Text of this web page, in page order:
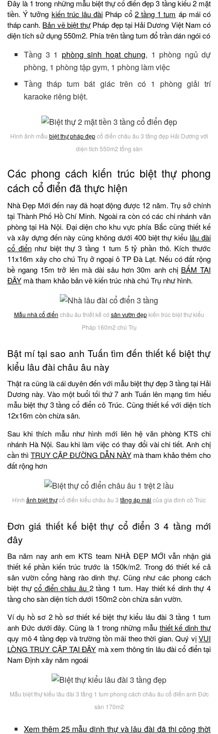
Đây là 1 trong những mẫu biệt thự cổ điển đẹp 3 tầng kiểu 2 mặt
tiền. Ý tưởng kiến trúc lâu đài Pháp cổ 2 tầng 1 tum áp mái có
tháp canh. Bản vẽ biệt thự Pháp đẹp tại Hải Dương Việt Nam có
diện tích sử dụng 550m2. Phía trên tầng tum đổ trần dán ngói có
Tầng 3 1 phòng sinh hoạt chung, 1 phòng ngủ dự
phòng, 1 phòng tập gym, 1 phòng làm việc
Tầng tháp tum bát giác trên có 1 phòng giải trí
karaoke riêng biệt.
Hình ảnh mẫu biệt thự pháp đẹpcổ điển châu âu 3 tầng đẹp Hải Dương với
diện tích 550m2 tổng sàn
Các phong cách kiến trúc biệt thự phong
cách cổ điển đã thực hiện
Nhà Đẹp Mới đến nay đã hoạt động được 12 năm. Trụ sở chính
tại Thành Phố Hồ Chí Minh. Ngoài ra còn có các chi nhánh văn
phòng tại Hà Nội. Đại diện cho khu vực phía Bắc cũng thiết kế
và xây dựng đến này cũng không dưới 400 biệt thự kiểu lâu đài
cổ điểnnhư biệt thự 3 tầng 1 tum 5 tỷ phần thô. Kích thước
11x16m xây cho chú Trụ ở ngoại ô TP Đà Lạt. Nếu có đất rộng
bề ngang 15m trở lên mà dài sâu hơn 30m anh chị BẤM TẠI
ĐÂY mà tham khảo bản vẽ kiến trúc nhà chú Trụ như hình.
Mẫu nhà cổ điển châu âu thiết kế có sân vườn đẹpkiến trúc biệt thự kiểu
Pháp 160m2 chú Trụ
Bật mí tại sao anh Tuấn tìm đến thiết kế biệt thự
kiểu lâu đài châu âu này
Thật ra cũng là cái duyên đến với mẫu biệt thự đẹp 3 tầng tại Hải
Dương này. Vào một buổi tối thứ 7 anh Tuấn lên mạng tìm hiểu
mẫu biệt thự 3 tầng cổ điển cô Trúc. Cũng thiết kế với diện tích
12x16m còn chừa sân.
Sau khi thích mẫu như hình mới liên hệ văn phòng KTS chi
nhánh Hà Nội. Sau khi làm việc có thay đổi vài chi tiết. Anh chị
cần thì TRUY CẬP ĐƯỜNG DẪN NÀY mà tham khảo thêm cho
đất rộng hơn
Hình ảnh biệt thựcổ điển kiểu châu âu 3 tầng áp mái của gia đình cô Trúc
Đơn giá thiết kế biệt thự cổ điển 3 4 tầng mới
đây
Ba năm nay anh em KTS team NHÀ ĐẸP MỚI vẫn nhận giá
thiết kế phần kiến trúc trước là 150k/m2. Trong đó thiết kế cả
sân vườn cổng hàng rào dinh thự. Cũng như các phong cách
biệt thựcổ điển châu âu 2 tầng 1 tum. Hay thiết kế dinh thự 4
tầng cho sàn diện tích dưới 150m2 còn chừa sân vườn.
Ví dụ hồ sơ 2 hồ sơ thiết kế biệt thự kiểu lâu đài 3 tầng 1 tum
anh Đức dưới đây. Cũng là 1 trong những mẫu thiết kế dinh thự
quy mô 4 tầng đẹp và trường tồn mãi theo thời gian. Quý vịVUI
LÒNG TRUY CẬP TẠI ĐÂY mà xem thông tin lâu đài cổ điển tại
Nam Định xây năm ngoái
Mẫu biệt thự kiểu lâu đài 3 tầng 1 tum phong cách châu âu cổ điển anh Đức
sàn 170m2
Xem thêm 25 mẫu dinh thự và lâu đài đã thi công thời